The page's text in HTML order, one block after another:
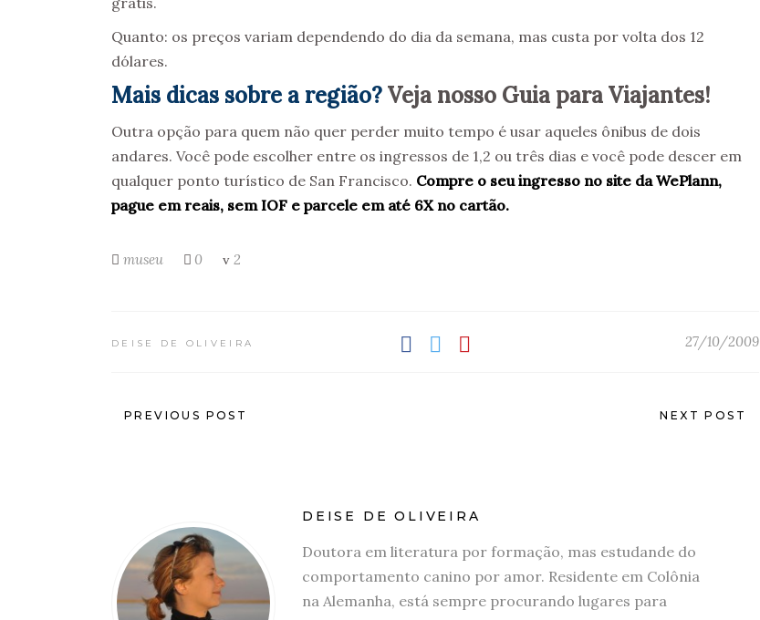
Quanto: os preços variam dependendo do dia da semana, mas custa por volta dos 12
dólares.
Mais dicas sobre a região?Veja nosso Guia para Viajantes!
Outra opção para quem não quer perder muito tempo é usar aqueles ônibus de dois
andares. Você pode escolher entre os ingressos de 1,2 ou três dias e você pode descer em
qualquer ponto turístico de San Francisco. Compre o seu ingresso no site da WePlann,
pague em reais, sem IOF e parcele em até 6X no cartão.
museu 0 2
DEISE DE OLIVEIRA 27/10/2009
PREVIOUS POST NEXT POST
DEISE DE OLIVEIRA
Doutora em literatura por formação, mas estudande do
comportamento canino por amor. Residente em Colônia
na Alemanha, está sempre procurando lugares para